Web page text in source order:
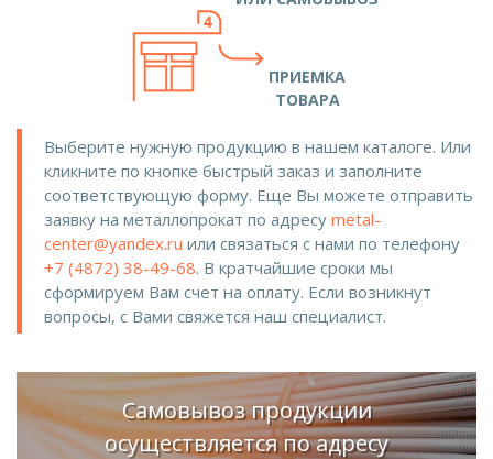
ПРИЕМКА
ТОВАРА
Выберите нужную продукцию в нашем каталоге. Или
кликните по кнопке быстрый заказ и заполните
соответствующую форму. Еще Вы можете отправить
заявку на металлопрокат по адресу metal-
center@yandex.ru или связаться с нами по телефону
+7 (4872) 38-49-68. В кратчайшие сроки мы
сформируем Вам счет на оплату. Если возникнут
вопросы, с Вами свяжется наш специалист.
Самовывоз продукции
осуществляется по адресу